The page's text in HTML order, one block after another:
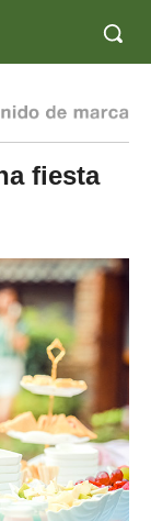
fiesta